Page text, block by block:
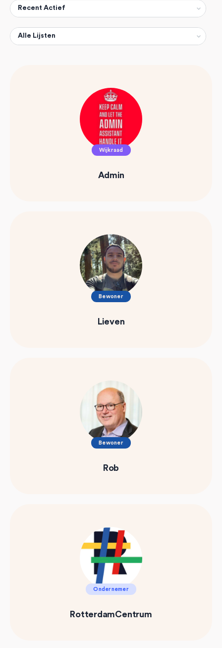
Show:
Show:
Wijkraad
Admin
Bewoner
Lieven
Bewoner
Rob
Ondernemer
RotterdamCentrum